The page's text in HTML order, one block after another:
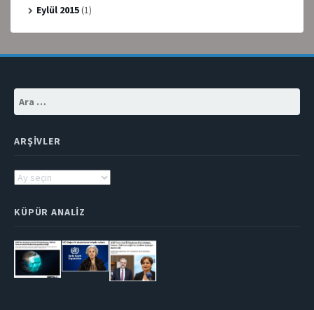
Eylül 2015(1)
ARŞIVLER
Arşivler
KÜPÜR ANALIZ